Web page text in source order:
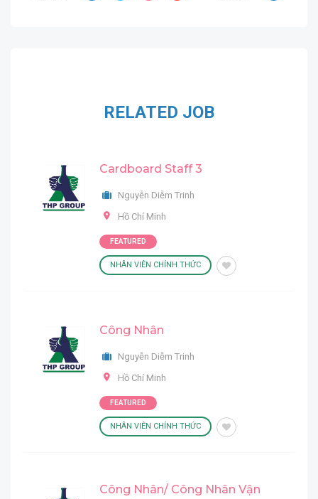
RELATED JOB
Cardboard Staff 3
Nguyễn Diễm Trinh
Hồ Chí Minh
FEATURED
NHÂN VIÊN CHÍNH THỨC
Công Nhân
Nguyễn Diễm Trinh
Hồ Chí Minh
FEATURED
NHÂN VIÊN CHÍNH THỨC
Công Nhân/ Công Nhân Vận